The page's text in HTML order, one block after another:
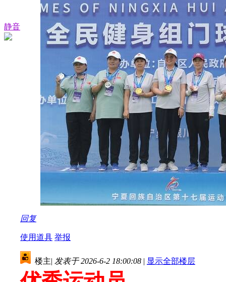
静音
回复
使用道具 举报
楼主| 发表于 2026-6-2 18:00:08 | 显示全部楼层